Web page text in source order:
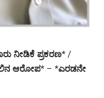
ನೀಡಿಕೆ ಪ್ರಕರಣ* /
ಆರೋಪ* – *ಎರಡನೇ